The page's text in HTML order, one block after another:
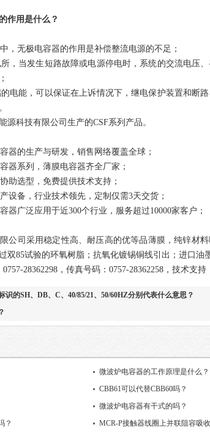
作用是什么？
，无极电容器的作用是补偿整流电源的不足；
，当发生短路故障或电源停电时，系统的交流电压
电能，可以保证在上诉情况下，继电保护装置和断
源科技有限公司生产的CSF系列产品。
器的生产与研发，销售网络覆盖全球；
器系列，薄膜电容器齐全厂家；
助选型，免费提供技术支持；
设备，行业技术领先，定制仅需3天交货；
器广泛应用于近300个行业，服务超过10000家客户；
公司采用稳定性高、耐压高的优等品薄膜，纯锌材
双85试验的环氧树脂；抗氧化镀锡铜线引出；进口油
0757-28362298 ，传真号码： 0757-28362258 ，技术支持
识的SH、DB、C、40/85/21、50/60HZ分别代表什么意思？
微波炉电容器的工作原理是什么？
CBB61可以代替CBB60吗？
微波炉电容器有干式的吗？
？
MCR-P接触器线圈上并联阻容吸